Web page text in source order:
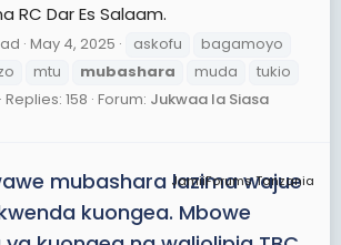
RC Dar Es Salaam.
May 4, 2025 askofu
bagamoyo
mtu mubashara muda
tukio
Replies: 158 Forum: Jukwaa la Siasa
JamiiForums Tanzania
mubashara lazima wajue
kuongea. Mbowe